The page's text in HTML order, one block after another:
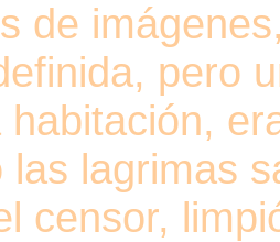
de
pero
habitación,
las lagrimas
censor,